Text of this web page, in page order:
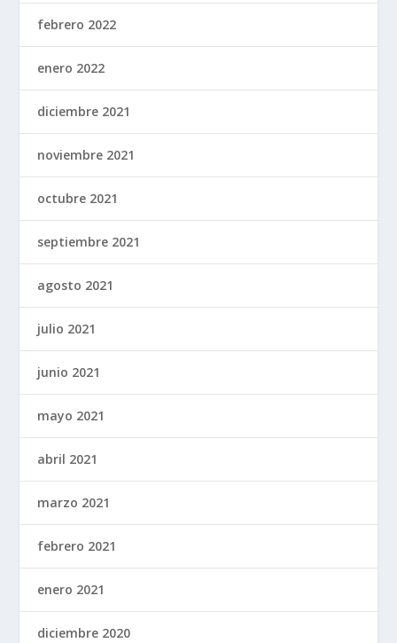
febrero 2022
enero 2022
diciembre 2021
noviembre 2021
octubre 2021
septiembre 2021
agosto 2021
julio 2021
junio 2021
mayo 2021
abril 2021
marzo 2021
febrero 2021
enero 2021
diciembre 2020